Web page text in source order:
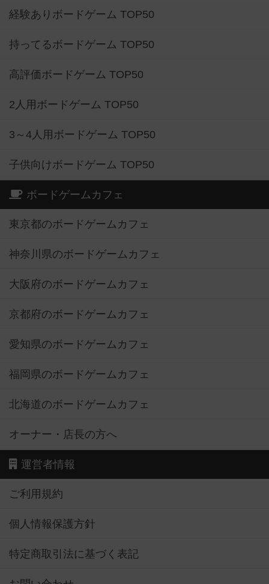
経験ありボードゲーム TOP50
持ってるボードゲーム TOP50
高評価ボードゲーム TOP50
2人用ボードゲーム TOP50
3～4人用ボードゲーム TOP50
子供向けボードゲーム TOP50
ボードゲームカフェ
東京都のボードゲームカフェ
神奈川県のボードゲームカフェ
大阪府のボードゲームカフェ
京都府のボードゲームカフェ
愛知県のボードゲームカフェ
福岡県のボードゲームカフェ
北海道のボードゲームカフェ
オーナー・店長の方へ
運営者情報
ご利用規約
個人情報保護方針
特定商取引法に基づく表記